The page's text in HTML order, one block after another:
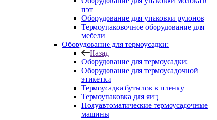
пэт
Оборудование для упаковки рулонов
Термоупаковочное оборудование для
мебели
Оборудование для термоусадки:
Назад
Оборудование для термоусадки:
Оборудование для термоусадочной
этикетки
Термоусадка бутылок в пленку
Термоупаковка для яиц
Полуавтоматические термоусадочные
машины